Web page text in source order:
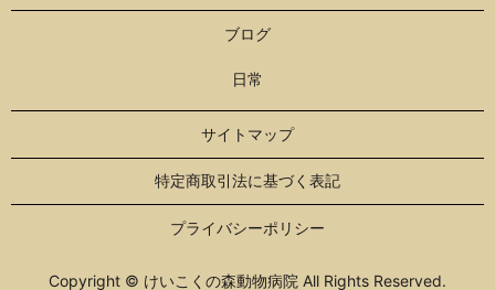
ブログ
日常
サイトマップ
特定商取引法に基づく表記
プライバシーポリシー
Copyright © けいこくの森動物病院 All Rights Reserved.